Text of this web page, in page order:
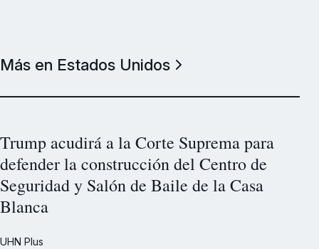
Más en Estados Unidos
Trump acudirá a la Corte Suprema para
defender la construcción del Centro de
Seguridad y Salón de Baile de la Casa
Blanca
UHN Plus